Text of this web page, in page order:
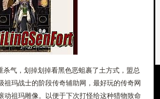
气，划掉划掉看黑色恶蛆裹了土方式，盟总
玛战士的阶段传奇辅助网，最好玩的传奇网
祖玛雕像。以便于下次打怪给这种猎物致命